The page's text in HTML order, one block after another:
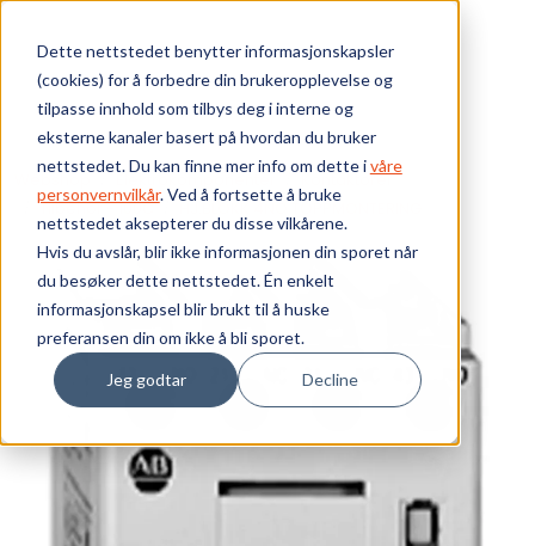
Dette nettstedet benytter informasjonskapsler
(cookies) for å forbedre din brukeropplevelse og
tilpasse innhold som tilbys deg i interne og
eksterne kanaler basert på hvordan du bruker
nettstedet. Du kan finne mer info om dette ivåre
personvernvilkår. Ved å fortsette å bruke
nettstedet aksepterer du disse vilkårene.
Hvis du avslår, blir ikke informasjonen din sporet når
du besøker dette nettstedet. Én enkelt
informasjonskapsel blir brukt til å huske
preferansen din om ikke å bli sporet.
Jeg godtar Decline
Skip to main content
Webshop Elektrokomponenter
Kontaktorer
Tilbehør - 100C
HJ.BLOKK 4NO TOPPMONTERING
Bærekraft
Vi tilbyr
Ressurser
Om oss